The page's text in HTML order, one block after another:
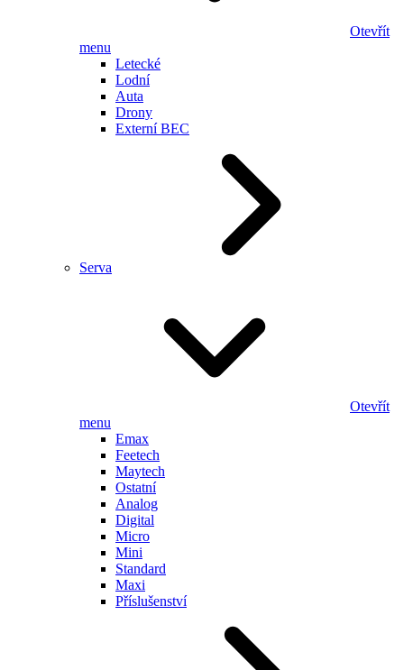
Otevřít
menu
Letecké
Lodní
Auta
Drony
Externí BEC
Serva
Otevřít
menu
Emax
Feetech
Maytech
Ostatní
Analog
Digital
Micro
Mini
Standard
Maxi
Příslušenství